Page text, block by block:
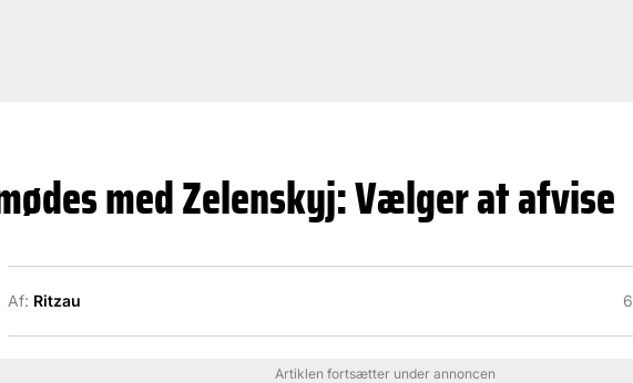
med Zelenskyj: Vælger at afvise
Af: Ritzau
Artiklen fortsætter under annoncen